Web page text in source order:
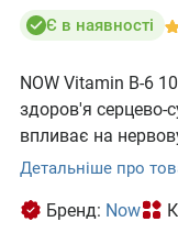
Є в наявності
NOW Vitamin B-6
здоров'я серцево-
впливає на
Детальніше про
Бренд: Now